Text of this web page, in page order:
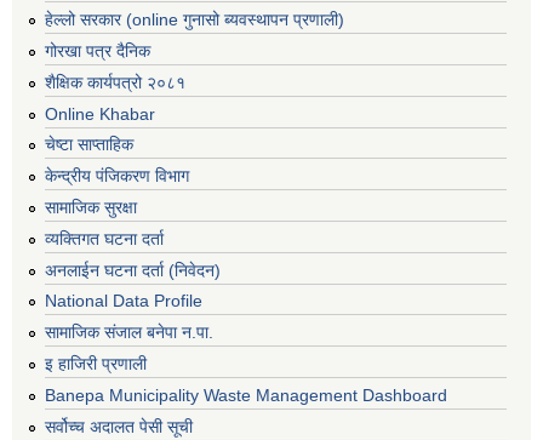
हेल्लो सरकार (online गुनासो ब्यवस्थापन प्रणाली)
गोरखा पत्र दैनिक
शैक्षिक कार्यपत्रो २०८१
Online Khabar
चेष्टा साप्ताहिक
केन्द्रीय पंजिकरण विभाग
सामाजिक सुरक्षा
व्यक्तिगत घटना दर्ता
अनलाईन घटना दर्ता (निवेदन)
National Data Profile
सामाजिक संजाल बनेपा न.पा.
इ हाजिरी प्रणाली
Banepa Municipality Waste Management Dashboard
सर्वोच्च अदालत पेसी सूची